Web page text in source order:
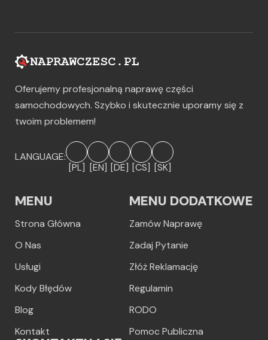
Oferujemy profesjonalną naprawę części
samochodowych. Szybko i skutecznie uporamy się z
twoim problemem!
LANGUAGE:
[PL] [EN] [DE] [CS] [SK]
MENU
Strona Główna
O Nas
Usługi
Kody Błędów
Blog
Kontakt
MENU DODATKOWE
Zamów Naprawę
Zadaj Pytanie
Złóż Reklamację
Regulamin
RODO
Pomoc Publiczna